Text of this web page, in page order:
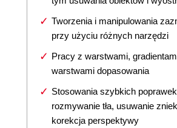
Tworzenia i manipulowania
przy użyciu różnych narzędzi
Pracy z warstwami,
warstwami dopasowania
Stosowania szybkich
rozmywanie tła, usuwanie
korekcja perspektywy